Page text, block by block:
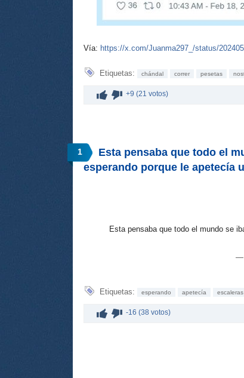
Vía: https://x.com/Juanma297_/status/
Etiquetas: chándal correr pesetas
+9 (21 votos)
1
Esta pensaba que todo el
Esta pensaba que todo el mundo se
Etiquetas: esperando apetecía escaleras
-16 (38 votos)